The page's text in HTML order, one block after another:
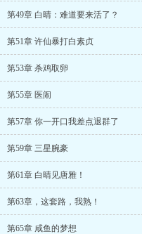
第49章 白晴：难道要来活了？
第51章 许仙暴打白素贞
第53章 杀鸡取卵
第55章 医闹
第57章 你一开口我差点退群了
第59章 三星腕豪
第61章 白晴见唐雅！
第63章，这套路，我熟！
第65章 咸鱼的梦想